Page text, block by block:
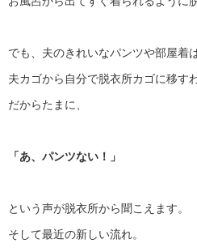
でも、夫のきれいなパンツや部屋着は
夫カゴから自分で脱衣所カゴに移す
だからたまに、
「あ、パンツない！」
という声が脱衣所から聞こえます。
そして最近の新しい流れ。